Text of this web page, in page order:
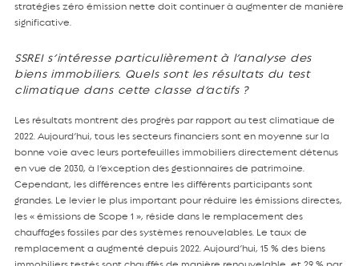
stratégies zéro émission nette doit continuer à augmenter de manière
significative.
SSREI s’intéresse particulièrement à l’analyse des
biens immobiliers. Quels sont les résultats du test
climatique dans cette classe d’actifs ?
Les résultats montrent des progrès par rapport au test climatique de
2022. Aujourd’hui, tous les secteurs financiers sont en moyenne sur la
bonne voie avec leurs portefeuilles immobiliers directement détenus
en vue de 2030, à l’exception des gestionnaires de patrimoine.
Cependant, les différences entre les différents participants sont
grandes. Le levier le plus important pour réduire les émissions directes,
les « émissions de Scope 1 », réside dans le remplacement des
chauffages fossiles par des systèmes renouvelables. Le taux de
remplacement a augmenté depuis 2022. Aujourd’hui, 15 % des biens